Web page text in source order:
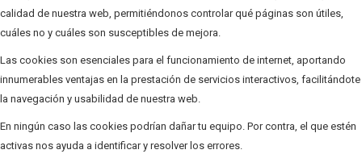
calidad de nuestra web, permitiéndonos controlar qué páginas son útiles,
cuáles no y cuáles son susceptibles de mejora.
Las cookies son esenciales para el funcionamiento de internet, aportando
innumerables ventajas en la prestación de servicios interactivos, facilitándote
la navegación y usabilidad de nuestra web.
En ningún caso las cookies podrían dañar tu equipo. Por contra, el que estén
activas nos ayuda a identificar y resolver los errores.